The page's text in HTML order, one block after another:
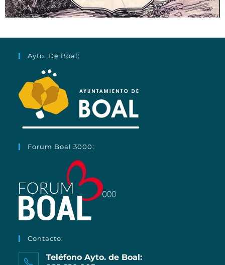
Ayto. De Boal:
Forum Boal 3000:
Contacto:
Teléfono Ayto. de Boal: